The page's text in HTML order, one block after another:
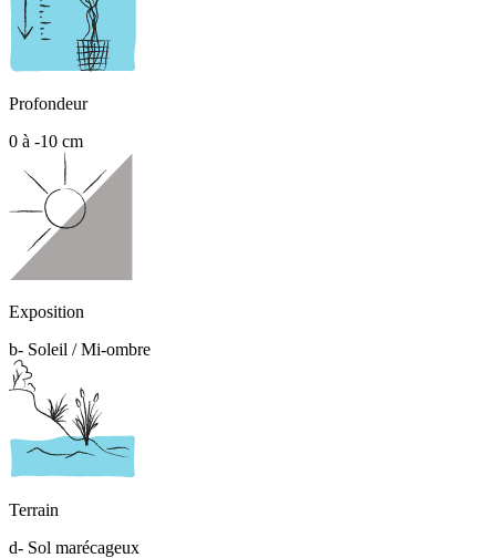
Profondeur
0 à -10 cm
Exposition
b- Soleil / Mi-ombre
Terrain
d- Sol marécageux